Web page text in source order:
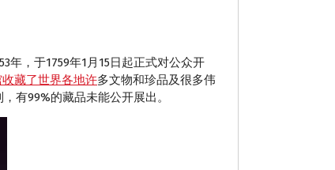
，于1759年1月15日起正式对公众开
藏了世界各地许多文物和珍品及很多伟
有99%的藏品未能公开展出。